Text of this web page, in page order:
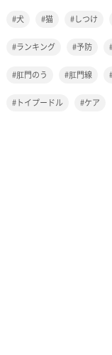
犬 猫 しつけ
ランキング 予防
肛門のう 肛門線
トイプードル ケア